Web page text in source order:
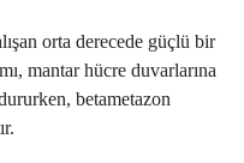
orta derecede güçlü bir
mantar hücre duvarlarına
betametazon